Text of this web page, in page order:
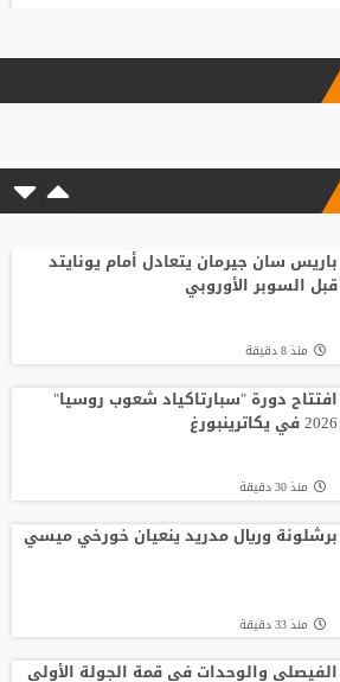
"اليويفا" يؤكد دفع مستحقات نهاية الخدمة
على أزمة ألفاريز
الاتحاد يواصل صدارة الدوري النسوي تحت 14
افتتاح دورة "سبارتاكياد شعوب روسيا" 2026
في يكاترينبورغ
باريس سان جيرمان يتعادل أمام يونايتد
قبل السوبر الأوروبي
منذ 8 دقيقة
افتتاح دورة "سبارتاكياد شعوب روسيا"
2026 في يكاترينبورغ
منذ 30 دقيقة
برشلونة وريال مدريد ينعيان خورخي ميسي
منذ 33 دقيقة
الفيصلي والوحدات في قمة الجولة الأولى